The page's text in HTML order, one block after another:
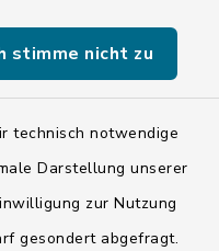
stimme nicht zu
technisch notwendige
Darstellung unserer
zur Nutzung
gesondert abgefragt.